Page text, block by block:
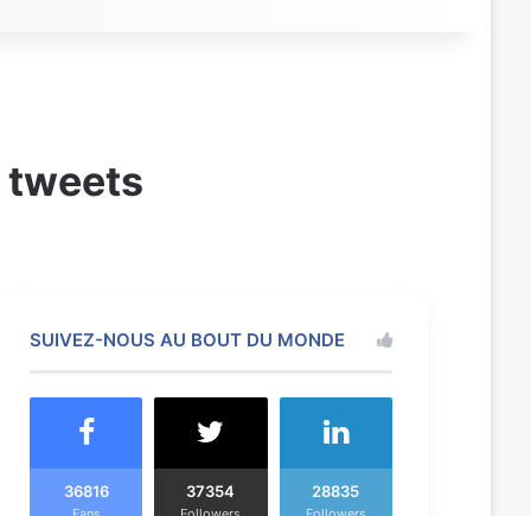
tweets
SUIVEZ-NOUS AU BOUT DU MONDE
36816 37354 28835